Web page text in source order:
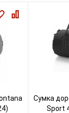
Сумка
Sport